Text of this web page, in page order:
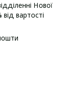
Нової
вартості